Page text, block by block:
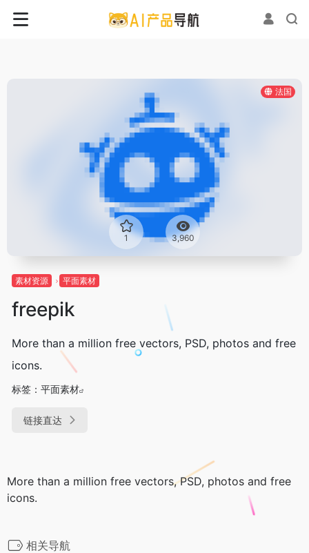
法国
1 3,960
素材资源 平面素材
freepik
More than a million free vectors, PSD, photos and free
icons.
标签： 平面素材
链接直达
More than a million free vectors, PSD, photos and free
icons.
相关导航